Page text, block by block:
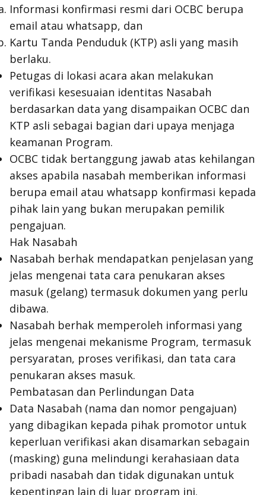
Informasi konfirmasi resmi dari OCBC berupa
email atau whatsapp, dan
Kartu Tanda Penduduk (KTP) asli yang masih
berlaku.
Petugas di lokasi acara akan melakukan
verifikasi kesesuaian identitas Nasabah
berdasarkan data yang disampaikan OCBC dan
KTP asli sebagai bagian dari upaya menjaga
keamanan Program.
OCBC tidak bertanggung jawab atas kehilangan
akses apabila nasabah memberikan informasi
berupa email atau whatsapp konfirmasi kepada
pihak lain yang bukan merupakan pemilik
pengajuan.
Hak Nasabah
Nasabah berhak mendapatkan penjelasan yang
jelas mengenai tata cara penukaran akses
masuk (gelang) termasuk dokumen yang perlu
dibawa.
Nasabah berhak memperoleh informasi yang
jelas mengenai mekanisme Program, termasuk
persyaratan, proses verifikasi, dan tata cara
penukaran akses masuk.
Pembatasan dan Perlindungan Data
Data Nasabah (nama dan nomor pengajuan)
yang dibagikan kepada pihak promotor untuk
keperluan verifikasi akan disamarkan sebagain
(masking) guna melindungi kerahasiaan data
pribadi nasabah dan tidak digunakan untuk
kepentingan lain di luar program ini.